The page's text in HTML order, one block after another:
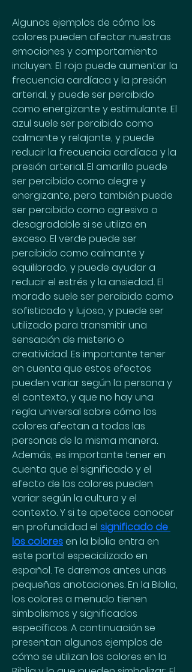
Algunos ejemplos de cómo los
colores pueden afectar nuestras
emociones y comportamiento
incluyen: El rojo puede aumentar la
frecuencia cardíaca y la presión
arterial, y puede ser percibido
como energizante y estimulante. El
azul suele ser percibido como
calmante y relajante, y puede
reducir la frecuencia cardíaca y la
presión arterial. El amarillo puede
ser percibido como alegre y
energizante, pero también puede
ser percibido como agresivo o
desagradable si se utiliza en
exceso. El verde puede ser
percibido como calmante y
equilibrado, y puede ayudar a
reducir el estrés y la ansiedad. El
morado suele ser percibido como
sofisticado y lujoso, y puede ser
utilizado para transmitir una
sensación de misterio o
creatividad. Es importante tener
en cuenta que estos efectos
pueden variar según la persona y
el contexto, y que no hay una
regla universal sobre cómo los
colores afectan a todas las
personas de la misma manera.
Además, es importante tener en
cuenta que el significado y el
efecto de los colores pueden
variar según la cultura y el
contexto. Y si te apetece conocer
en profundidad el significado de
los colores en la biblia entra en
este portal especializado en
español. Te daremos antes unas
pequeñas anotaciones. En la Biblia,
los colores a menudo tienen
simbolismos y significados
específicos. A continuación se
presentan algunos ejemplos de
cómo se utilizan los colores en la